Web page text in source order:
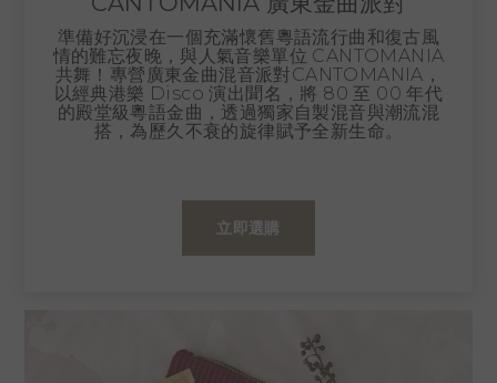
準備好沉浸在一個充滿懷舊粵語流行曲和復古風
情的難忘夜晚，與人氣音樂單位 CANTOMANIA
共舞！專營廣東金曲混音派對CANTOMANIA，
以經典港樂 Disco 演出聞名，將 80 至 00 年代
的殿堂級粵語金曲，透過獨家自製混音與潮流混
搭，為歷久不衰的旋律賦予全新生命。
立即選購